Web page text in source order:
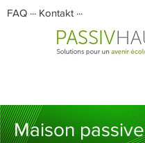
FAQ ··· Kontakt ···
Maison passive